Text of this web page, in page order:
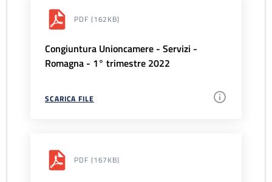
PDF (162KB)
Congiuntura Unioncamere - Servizi -
Romagna - 1° trimestre 2022
SCARICA FILE
PDF (167KB)